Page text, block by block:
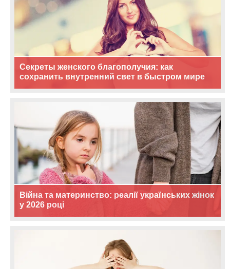
Секреты женского благополучия: как
сохранить внутренний свет в быстром мире
Війна та материнство: реалії українських жінок
у 2026 році